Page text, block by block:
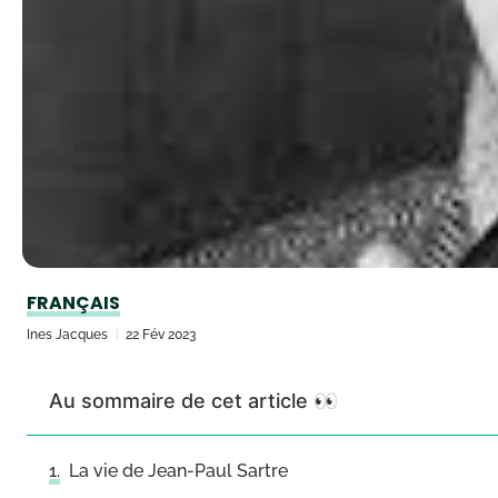
FRANÇAIS
Ines Jacques 22 Fév 2023
Au sommaire de cet article 👀
La vie de Jean-Paul Sartre